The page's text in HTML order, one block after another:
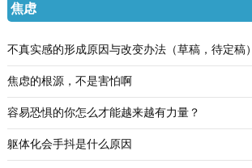
焦虑
不真实感的形成原因与改变办法（草稿，待定稿）
焦虑的根源，不是害怕啊
容易恐惧的你怎么才能越来越有力量？
躯体化会手抖是什么原因